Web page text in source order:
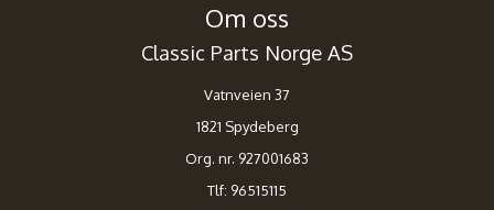
Om oss
Classic Parts Norge AS
Vatnveien 37
1821 Spydeberg
Org. nr. 927001683
Tlf: 96515115